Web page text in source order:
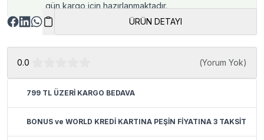
gün kargo için hazırlanmaktadır.
ÜRÜN DETAYI
0.0 (Yorum Yok)
799 TL ÜZERİ KARGO BEDAVA
BONUS ve WORLD KREDİ KARTINA PEŞİN FİYATINA 3 TAKSİT